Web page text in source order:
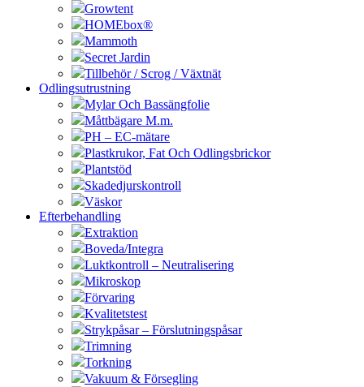
Growtent
HOMEbox®
Mammoth
Secret Jardin
Tillbehör / Scrog / Växtnät
Odlingsutrustning
Mylar Och Bassängfolie
Måttbägare M.m.
PH – EC-mätare
Plastkrukor, Fat Och Odlingsbrickor
Plantstöd
Skadedjurskontroll
Väskor
Efterbehandling
Extraktion
Boveda/Integra
Luktkontroll – Neutralisering
Mikroskop
Förvaring
Kvalitetstest
Strykpåsar – Förslutningspåsar
Trimning
Torkning
Vakuum & Försegling